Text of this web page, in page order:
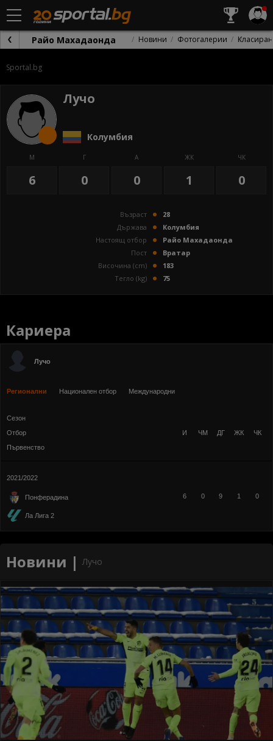
Райо Махадаонда Новини Фотогалерии
Sportal.bg
Лучо
Колумбия
М
6
Г
0
А
0
ЖК
1
ЧК
0
Възраст
28
Държава
Колумбия
Настоящ отбор
Райо Махадаонда
Пост
Вратар
Височина (cm)
183
Тегло (kg)
75
Кариера
Лучо
Регионални Национален отбор Международни
Сезон
Отбор
Първенство
И ЧМ ДГ ЖК ЧК
2021/2022
Понферадина
Ла Лига 2
6 0 9 1 0
Новини |Лучо